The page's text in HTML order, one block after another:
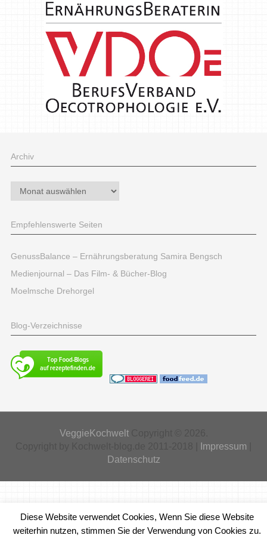
Archiv
Archiv
Empfehlenswerte Seiten
GenussBalance – Ernährungsberatung Samira Bengsch
Medienjournal – Das Film- & Bücher-Blog
Moelmsche Drehorgel
Blog-Verzeichnisse
VeggieKochweltCopyright © 2026.
Impressum
Datenschutz
Diese Website verwendet Cookies, Wenn Sie diese Website
weiterhin nutzen, stimmen Sie der Verwendung von Cookies zu.